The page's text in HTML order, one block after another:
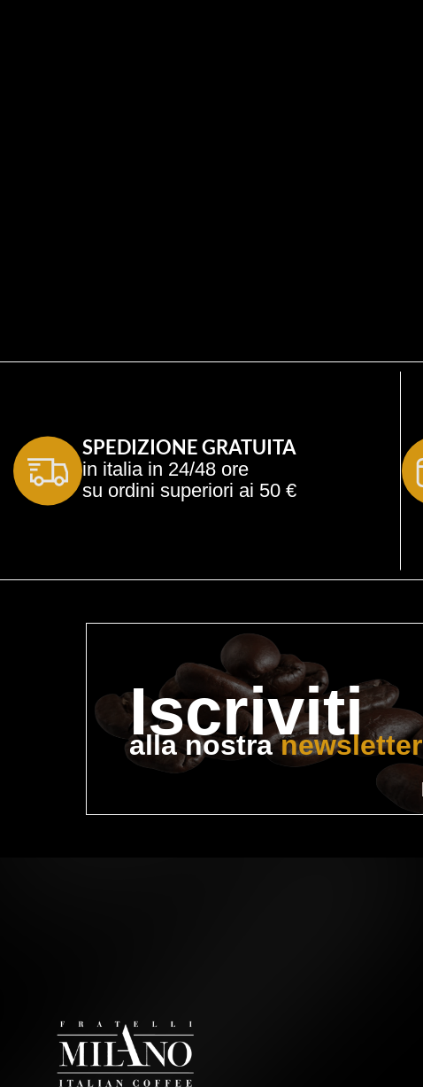
SPEDIZIONE GRATUITA
in italia in 24/48 ore
su ordini superiori ai 50 €
Iscriviti
alla nostra newsletter